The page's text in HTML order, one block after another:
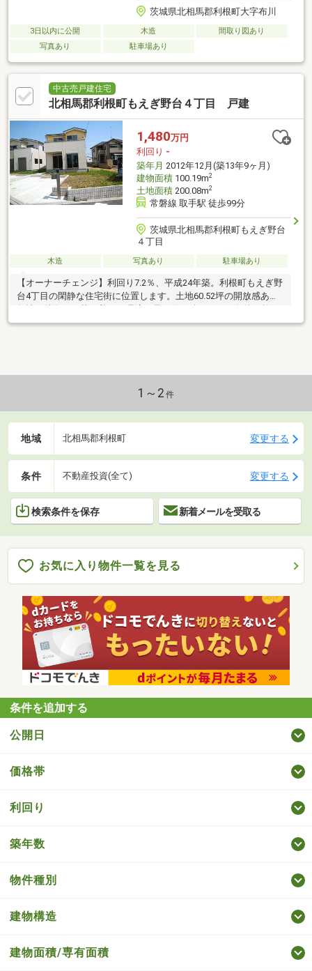
茨城県北相馬郡利根町大字布川
3日以内に公開 木造
間取り図あり
写真あり
駐車場あり
中古売戸建住宅
北相馬郡利根町もえぎ野台４丁目 戸建
1,480万円
利回り -
築年月 2012年12月(築13年9ヶ月)
建物面積100.19m2
土地面積200.08m2
常磐線 取手駅 徒歩99分
茨城県北相馬郡利根町もえぎ野台
４丁目
木造 写真あり 駐車場あり
【オーナーチェンジ】利回り7.2％、平成24年築。利根町もえぎ野
台4丁目の閑静な住宅街に位置します。土地60.52坪の開放感ある
た物件です。
1～2 件
地域 北相馬郡利根町 変更する
条件 不動産投資(全て) 変更する
検索条件を保存 新着メールを受取る
お気に入り物件一覧を見る
条件を追加する
公開日
価格帯
利回り
築年数
物件種別
建物構造
建物面積/専有面積